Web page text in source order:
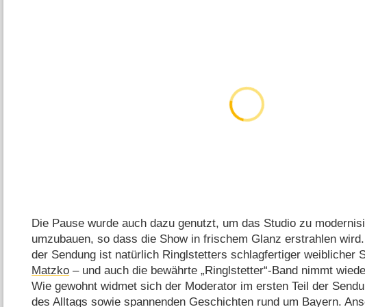
Die Pause wurde auch dazu genutzt, um das Studio zu
umzubauen, so dass die Show in frischem Glanz erstrahlen
der Sendung ist natürlich Ringlstetters schlagfertiger weiblicher
Matzko – und auch die bewährte „Ringlstetter“-Band nimmt
Wie gewohnt widmet sich der Moderator im ersten Teil der
des Alltags sowie spannenden Geschichten rund um Bayern.